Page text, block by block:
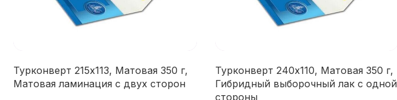
Турконверт 215х113, Матовая 350 г,
Матовая ламинация с двух сторон
Турконверт 240х110, Матовая 350 г,
Гибридный выборочный лак с одной
стороны